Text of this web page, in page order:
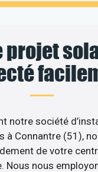
projet
notre société
à Connantre (51),
de votre
Nous nous